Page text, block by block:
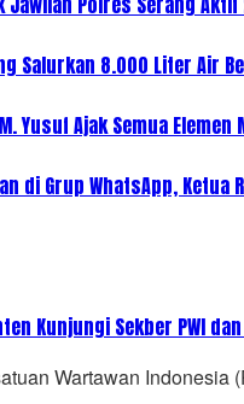
Salurkan 8.000 Liter Air
Yusuf Ajak Semua
di Grup WhatsApp, Ketua
Kunjungi Sekber PWI
Wartawan